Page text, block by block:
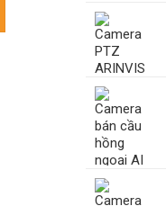
I(L) số lượng